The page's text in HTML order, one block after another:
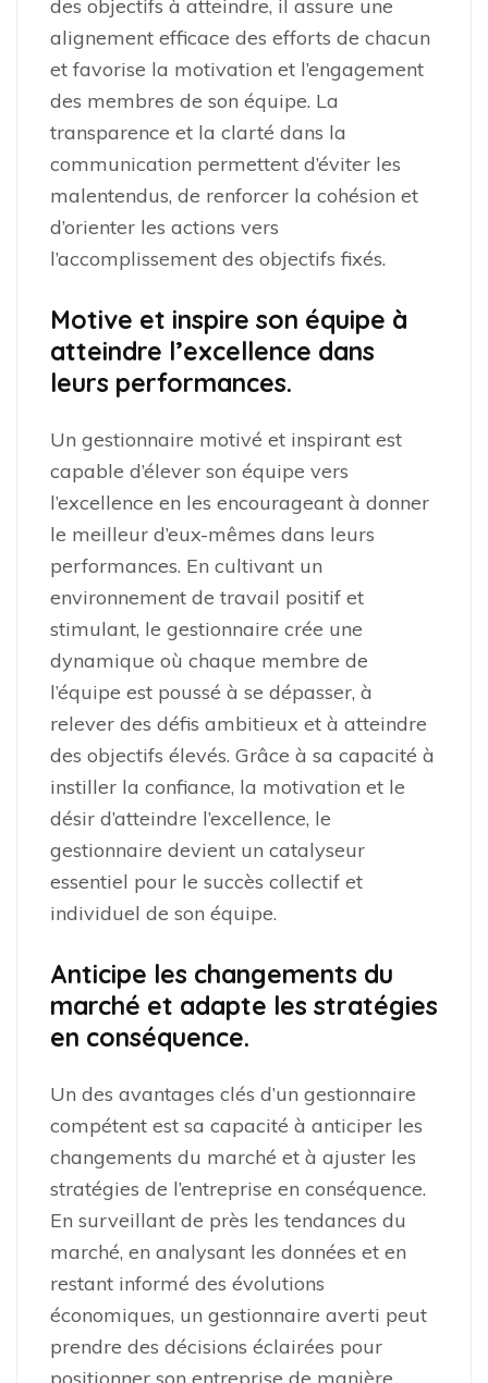
des objectifs à atteindre, il assure une
alignement efficace des efforts de chacun
et favorise la motivation et l’engagement
des membres de son équipe. La
transparence et la clarté dans la
communication permettent d’éviter les
malentendus, de renforcer la cohésion et
d’orienter les actions vers
l’accomplissement des objectifs fixés.
Motive et inspire son équipe à
atteindre l’excellence dans
leurs performances.
Un gestionnaire motivé et inspirant est
capable d’élever son équipe vers
l’excellence en les encourageant à donner
le meilleur d’eux-mêmes dans leurs
performances. En cultivant un
environnement de travail positif et
stimulant, le gestionnaire crée une
dynamique où chaque membre de
l’équipe est poussé à se dépasser, à
relever des défis ambitieux et à atteindre
des objectifs élevés. Grâce à sa capacité à
instiller la confiance, la motivation et le
désir d’atteindre l’excellence, le
gestionnaire devient un catalyseur
essentiel pour le succès collectif et
individuel de son équipe.
Anticipe les changements du
marché et adapte les stratégies
en conséquence.
Un des avantages clés d’un gestionnaire
compétent est sa capacité à anticiper les
changements du marché et à ajuster les
stratégies de l’entreprise en conséquence.
En surveillant de près les tendances du
marché, en analysant les données et en
restant informé des évolutions
économiques, un gestionnaire averti peut
prendre des décisions éclairées pour